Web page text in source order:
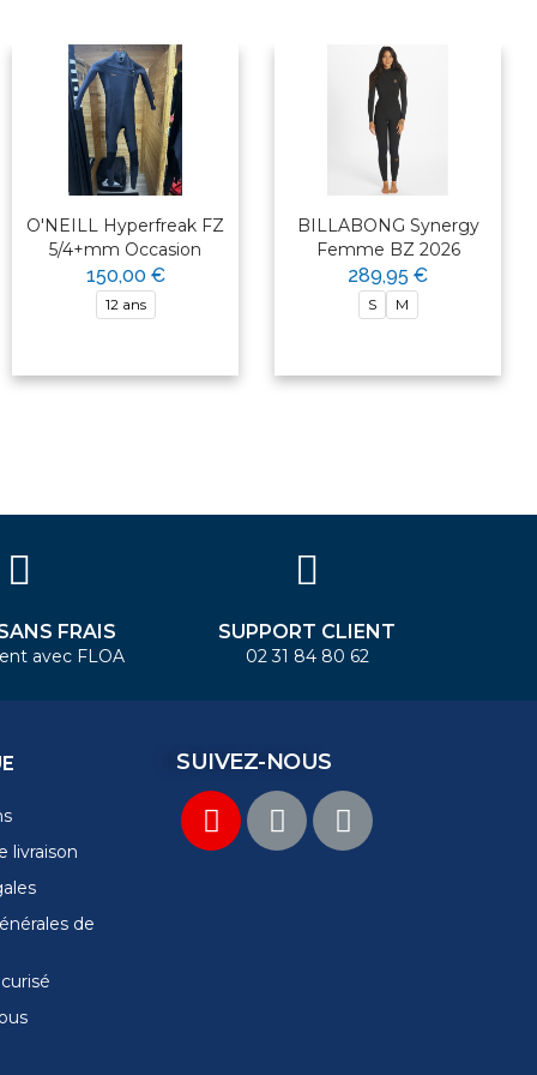
O'NEILL Hyperfreak FZ
5/4+mm Occasion
150,00 €
12 ans
BILLABONG Synergy
Femme BZ 2026
289,95 €
S M
FRAIS
avec FLOA
SUPPORT CLIENT
02 31 84 80 62
livraison
de
SUIVEZ-NOUS